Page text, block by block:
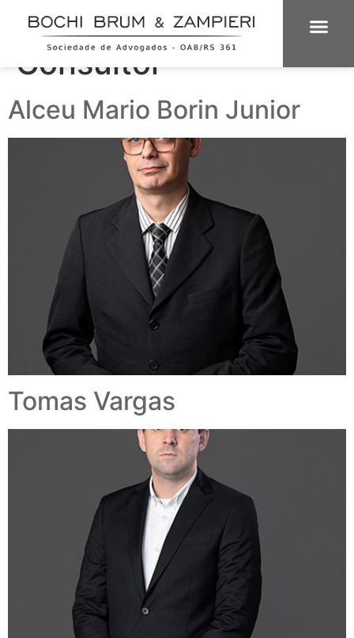
Equipe Categoria:
Consultor
Alceu Mario Borin Junior
Tomas Vargas